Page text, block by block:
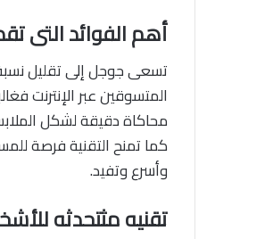
أهم الفوائد التى
تسعى جوجل إلى تقليل
المتسوقين عبر الإنترنت
محاكاة دقيقة لشكل
كما تمنح التقنية فرصة
وأسرع وتفيد.
تقنيه مثتحدثه